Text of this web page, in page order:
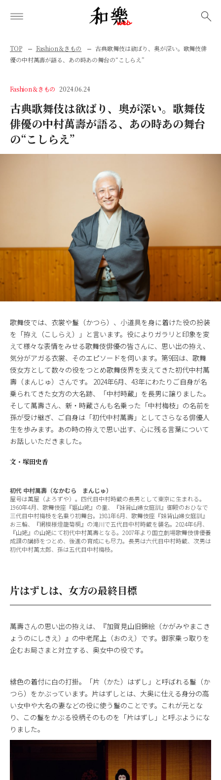
TOP Fashion＆きもの
古典歌舞伎は欲ばり、奥が深い。歌舞伎俳
優の中村萬壽が語る、あの時あの舞台の“こしらえ”
Fashion＆きもの 2024.06.24
古典歌舞伎は欲ばり、奥が深い。歌舞伎
俳優の中村萬壽が語る、あの時あの舞台
の“こしらえ”
歌舞伎では、衣裳や鬘（かつら）、小道具を身に着けた役の扮装
を「拵え（こしらえ）」と言います。役によりガラリと印象を変
えて様々な表情をみせる歌舞伎俳優の皆さんに、思い出の拵え、
気分がアガる衣裳、そのエピソードを伺います。第9回は、歌舞
伎女方として数々の役をつとめ歌舞伎界を支えてきた初代中村萬
壽（まんじゅ）さんです。 2024年6月、43年にわたりご自身が名
乗られてきた女方の大名跡、「中村時蔵」を長男に譲りました。
そして萬壽さん、新・時蔵さんも名乗った「中村梅枝」の名前を
孫が受け継ぎ、ご自身は「初代中村萬壽」としてさらなる俳優人
生を歩みます。あの時の拵えで思い出す、心に残る言葉について
お話しいただきました。
文・ 塚田史香
初代 中村萬壽（なかむら まんじゅ）
屋号は萬屋（よろずや）。四代目中村時蔵の長男として東京に生まれる。
1960年4月、歌舞伎座『嫗山姥』の童、『妹背山婦女庭訓』御殿のおひなで
三代目中村梅枝を名乗り初舞台。1981年6月、歌舞伎座『妹背山婦女庭訓』
お三輪、『網模様燈籠菊桐』の滝川で五代目中村時蔵を襲名。2024年6月、
『山姥』の山姥にて初代中村萬壽となる。2007年より国立劇場歌舞伎俳優養
成課の講師をつとめ、後進の育成にも尽力。長男は六代目中村時蔵、次男は
初代中村萬太郎、孫は五代目中村梅枝。
片はずしは、女方の最終目標
萬壽さんの思い出の拵えは、『加賀見山旧錦絵（かがみやまこき
ょうのにしきえ）』の中老尾上（おのえ）です。御家乗っ取りを
企むお局さまと対立する、奥女中の役です。
緋色の着付に白の打掛。「片（かた）はずし」と呼ばれる鬘（か
つら）をかぶっています。片はずしとは、大奥に仕える身分の高
い女中や大名の妻などの役に使う鬘のことです。これが元とな
り、この鬘をかぶる役柄そのものを「片はずし」と呼ぶようにな
りました。